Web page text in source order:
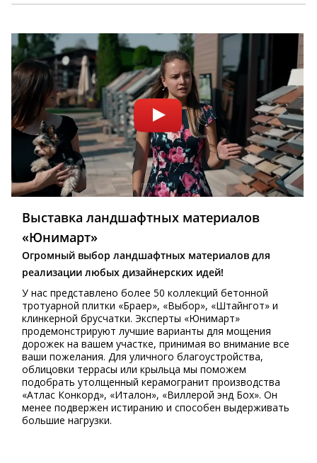
Выставка ландшафтных материалов
«Юнимарт»
Огромный выбор ландшафтных материалов для
реализации любых дизайнерских идей!
У нас представлено более 50 коллекций бетонной
тротуарной плитки «Браер», «Выбор», «Штайнгот» и
клинкерной брусчатки. Эксперты «Юнимарт»
продемонстрируют лучшие варианты для мощения
дорожек на вашем участке, принимая во внимание все
ваши пожелания. Для уличного благоустройства,
облицовки террасы или крыльца мы поможем
подобрать утолщенный керамогранит производства
«Атлас Конкорд», «Италон», «Виллерой энд Бох». Он
менее подвержен истиранию и способен выдерживать
большие нагрузки.